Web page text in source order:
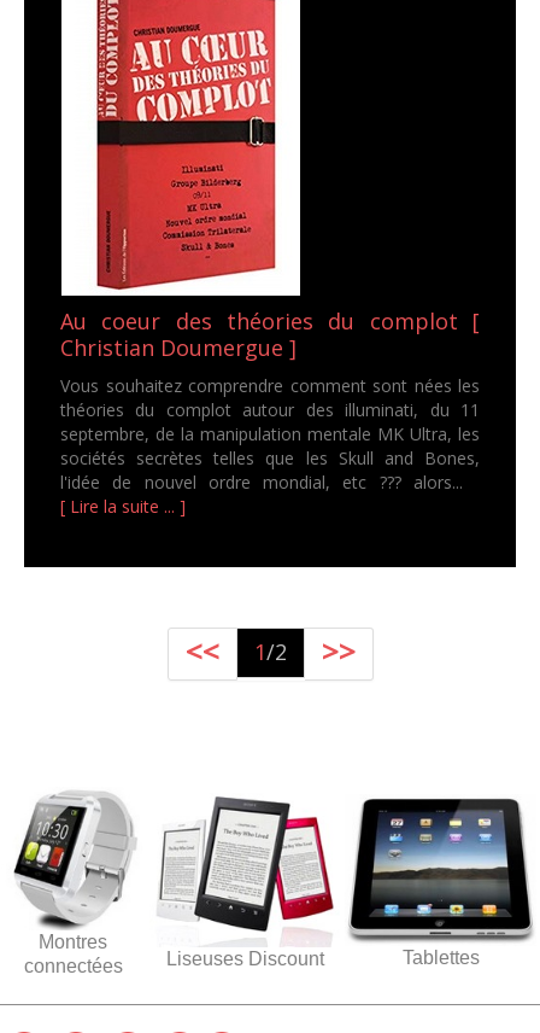
Au coeur des théories du complot [
Christian Doumergue ]
Vous souhaitez comprendre comment sont nées les
théories du complot autour des illuminati, du 11
septembre, de la manipulation mentale MK Ultra, les
sociétés secrètes telles que les Skull and Bones,
l'idée de nouvel ordre mondial, etc ??? alors...
[ Lire la suite ... ]
<< 1/2 >>
Montres
connectées
Liseuses Discount Tablettes